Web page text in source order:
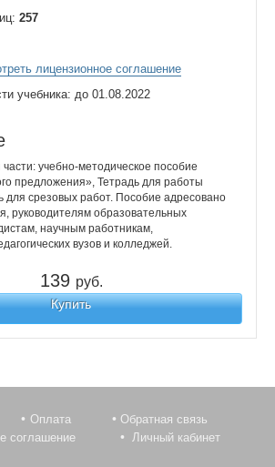
257
лицензионное соглашение
учебника: до 01.08.2022
части: учебно-методическое пособие
предложения», Тетрадь для работы
для срезовых работ. Пособие адресовано
руководителям образовательных
научным работникам,
вузов и колледжей.
139 руб.
Купить
Оплата
Обратная связь
соглашение
Личный кабинет